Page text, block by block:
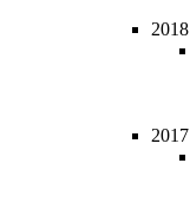
2018
2017